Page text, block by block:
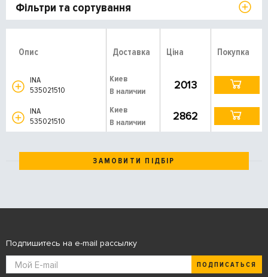
Фільтри та сортування
Опис Доставка Ціна Покупка
INA
535021510
Киев
В наличии
2013
INA
535021510
Киев
В наличии
2862
ЗАМОВИТИ ПІДБІР
Подпишитесь на e-mail рассылку
ПОДПИСАТЬСЯ